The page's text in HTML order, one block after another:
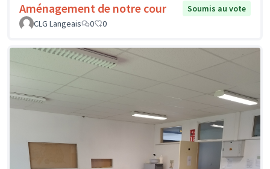
Aménagement de notre cour
Soumis au vote
CLG Langeais
0 0